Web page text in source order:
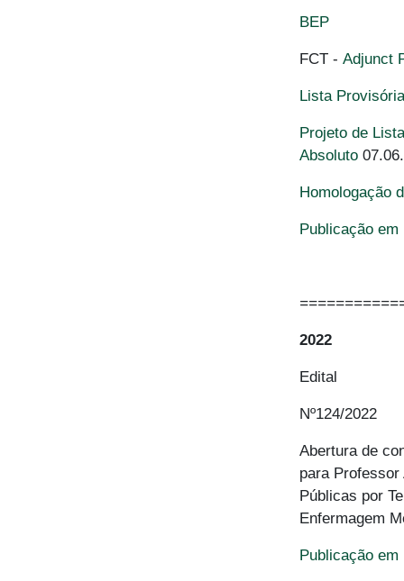
BEP
FCT - Adjunct
Lista
Projeto de
Absoluto
Homologação
Publicação
2022
Edital
Nº124/2022
Abertura de
para Professor
Públicas por
Enfermagem
Publicação em